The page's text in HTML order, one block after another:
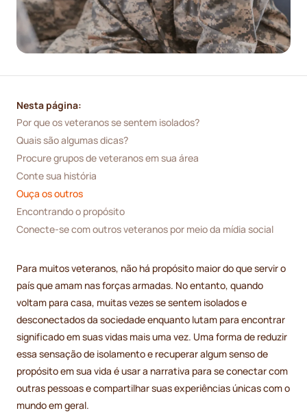
Nesta página:
Por que os veteranos se sentem isolados?
Quais são algumas dicas?
Procure grupos de veteranos em sua área
Conte sua história
Ouça os outros
Encontrando o propósito
Conecte-se com outros veteranos por meio da mídia social
Para muitos veteranos, não há propósito maior do que servir o
país que amam nas forças armadas. No entanto, quando
voltam para casa, muitas vezes se sentem isolados e
desconectados da sociedade enquanto lutam para encontrar
significado em suas vidas mais uma vez. Uma forma de reduzir
essa sensação de isolamento e recuperar algum senso de
propósito em sua vida é usar a narrativa para se conectar com
outras pessoas e compartilhar suas experiências únicas com o
mundo em geral.